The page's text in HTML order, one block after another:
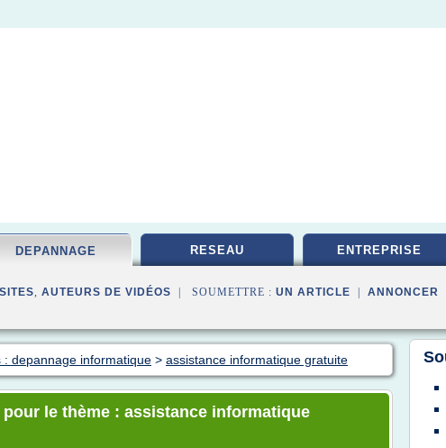
DEPANNAGE RESEAU ENTREPRISE
SITES, AUTEURS DE VIDÉOS | SOUMETTRE : UN ARTICLE ANNONCER
: depannage informatique > assistance informatique gratuite
le thème : assistance informatique